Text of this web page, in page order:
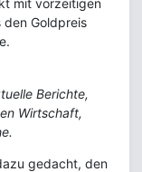
mit vorzeitigen
Goldpreis
Berichte,
Wirtschaft,
gedacht, den